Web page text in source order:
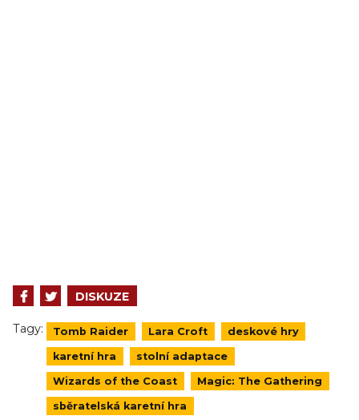
DISKUZE
Tagy: Tomb Raider Lara Croft deskové hry
karetní hra stolní adaptace
Wizards of the Coast Magic: The Gathering
sběratelská karetní hra